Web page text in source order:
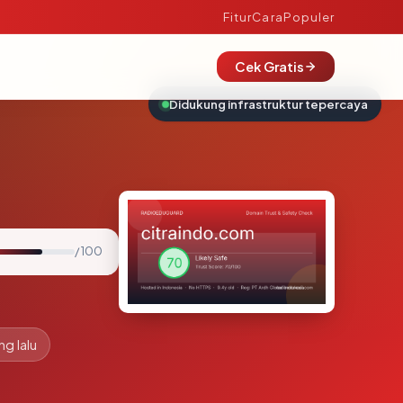
FiturCaraPopuler
Cek Gratis
/ 100
lalu
Didukung infrastruktur tepercaya